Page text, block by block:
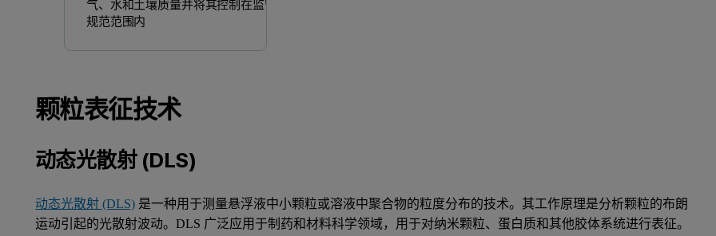
气、水和土壤质量并将其控制在监管
规范范围内
颗粒表征技术
动态光散射 (DLS)
动态光散射 (DLS) 是一种用于测量悬浮液中小颗粒或溶液中聚合物的粒度分布的技术。其工作原理是分析颗粒的布朗
运动引起的光散射波动。DLS 广泛应用于制药和材料科学领域，用于对纳米颗粒、蛋白质和其他胶体系统进行表征。